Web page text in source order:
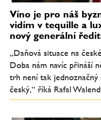
Víno je pro náš
vidím v tequille a
nový generální
„Daňová situace na
Doba nám navíc přináší
trh není tak
český,“ říká Rafal